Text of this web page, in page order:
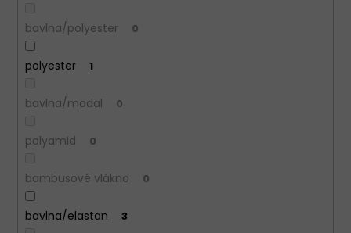
bavlna/polyester 0
polyester 1
bavlna/modal 0
polyamid 0
bambusové vlákno 0
bavlna/elastan 3